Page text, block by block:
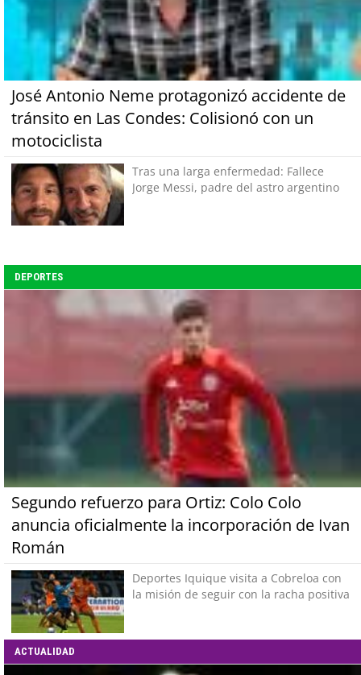
José Antonio Neme protagonizó accidente de
tránsito en Las Condes: Colisionó con un
motociclista
Tras una larga enfermedad: Fallece
Jorge Messi, padre del astro argentino
DEPORTES
Segundo refuerzo para Ortiz: Colo Colo
anuncia oficialmente la incorporación de Ivan
Román
Deportes Iquique visita a Cobreloa con
la misión de seguir con la racha positiva
ACTUALIDAD